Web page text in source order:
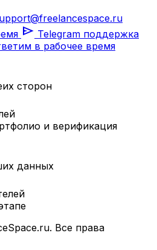
send Telegram поддержка
в рабочее время
сторон
и верификация
данных
Все права